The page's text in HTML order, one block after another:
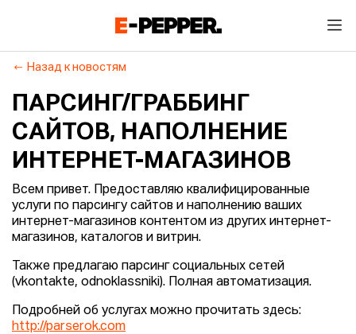
Назад к новостям
ПАРСИНГ/ГРАББИНГ
САЙТОВ, НАПОЛНЕНИЕ
ИНТЕРНЕТ-МАГАЗИНОВ
Всем привет. Предоставляю квалифицированные
услуги по парсингу сайтов и наполнению ваших
интернет-магазинов контентом из других интернет-
магазинов, каталогов и витрин.
Также предлагаю парсинг социальных сетей
(vkontakte, odnoklassniki). Полная автоматизация.
Подробней об услугах можно прочитать здесь:
http://parserok.com